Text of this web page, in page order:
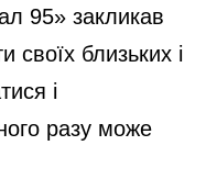
95» закликав
своїх близьких і
і
разу може